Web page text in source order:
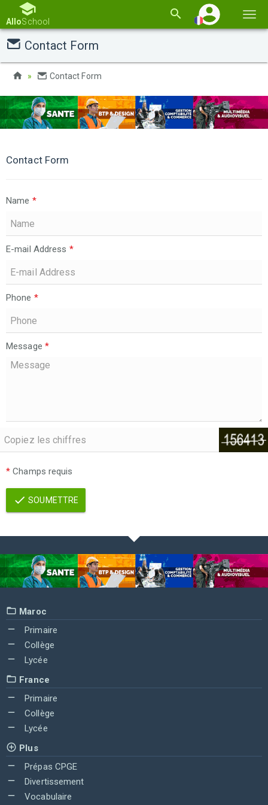
la
AlloSchool
Contact Form
Contact Form
Contact Form
Name *
E-mail Address *
Phone *
Message *
* Champs requis
SOUMETTRE
Maroc
Primaire
Collège
Lycée
France
Primaire
Collège
Lycée
Plus
Prépas CPGE
Divertissement
Vocabulaire